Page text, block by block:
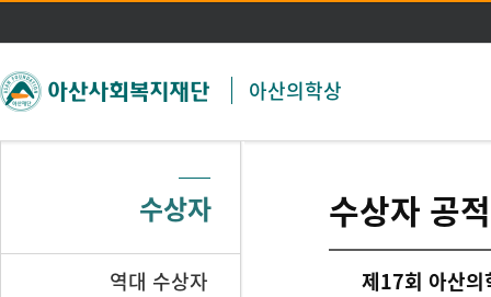
주메뉴 바로가기
본문 바로가기
아산의학상
수상자
역대 수상자
수상자 공
제17회 아산